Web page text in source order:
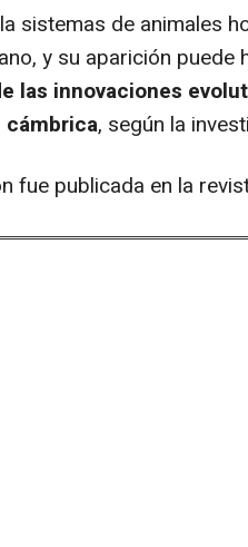
sistemas de animales
y su aparición puede
las innovaciones
cámbrica, según la
fue publicada en la